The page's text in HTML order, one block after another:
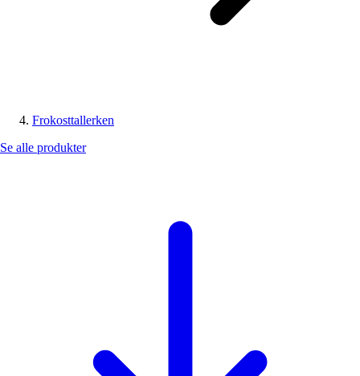
Frokosttallerken
Se alle produkter